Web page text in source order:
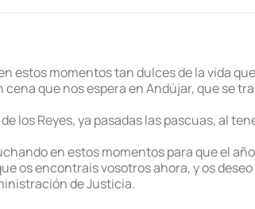
estos momentos tan dulces de la vida
cena que nos espera en Andújar, que se
los Reyes, ya pasadas las pascuas, al
en estos momentos para que el
os encontrais vosotros ahora, y os
de Justicia.